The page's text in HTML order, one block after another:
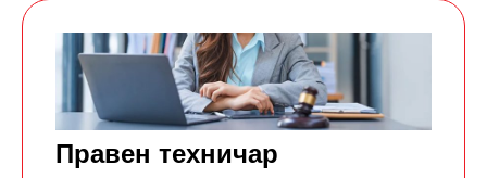
Правен техничар